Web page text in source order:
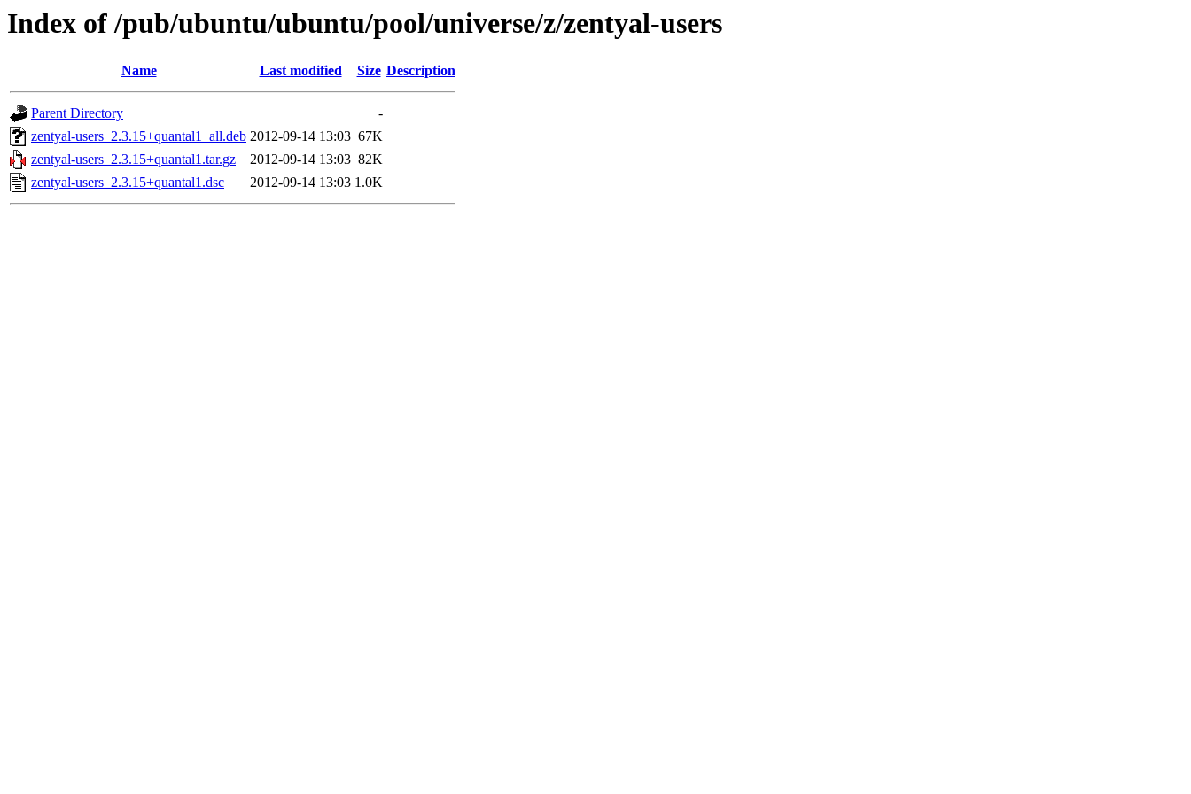
Index of /pub/ubuntu/ubuntu/pool/universe/z/zentyal-users
Name Last modified Size Description
Parent Directory
-
zentyal-users_2.3.15+quantal1_all.deb 2012-09-14 13:03 67K
zentyal-users_2.3.15+quantal1.tar.gz
2012-09-14 13:03 82K
zentyal-users_2.3.15+quantal1.dsc
2012-09-14 13:03 1.0K